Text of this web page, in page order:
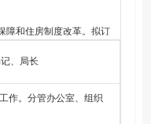
障和住房制度改革。拟订
住房保障发展规划、年
房保障体系建设，建立并
度的实施。推进棚户区
户区改造安置房、征地
区白蚁防治工作。
、局长
作。分管办公室、组织